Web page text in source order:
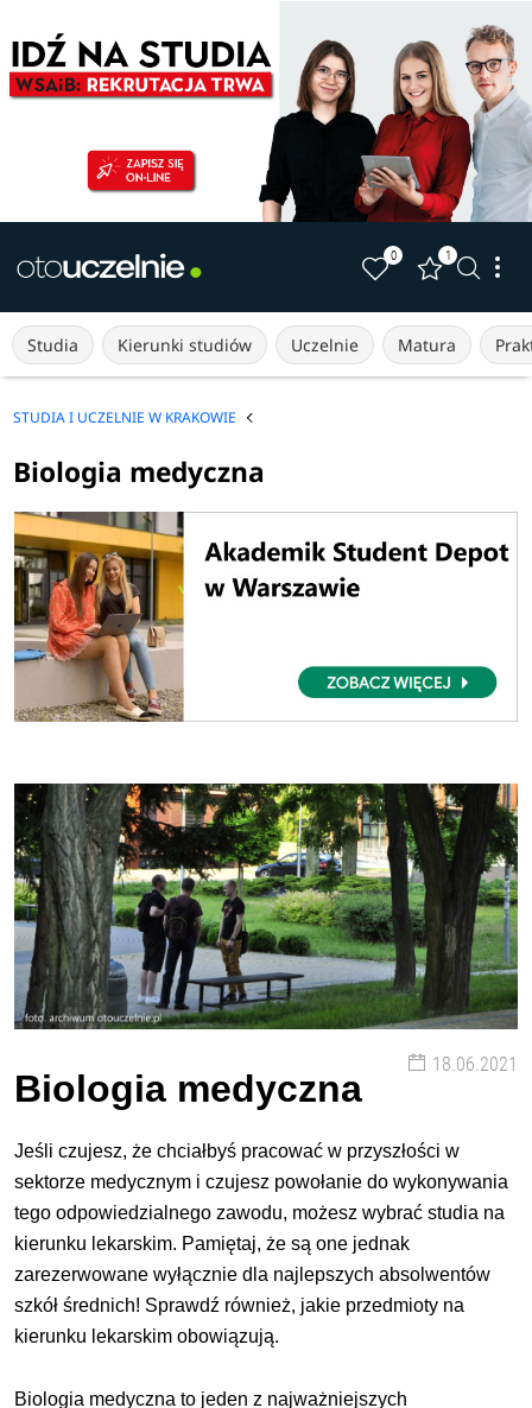
0 1
Studia Kierunki studiów Uczelnie Matura
STUDIA I UCZELNIE W KRAKOWIE
Biologia medyczna
18.06.2021
Biologia medyczna
Jeśli czujesz, że chciałbyś pracować w przyszłości w
sektorze medycznym i czujesz powołanie do wykonywania
tego odpowiedzialnego zawodu, możesz wybrać studia na
kierunku lekarskim. Pamiętaj, że są one jednak
zarezerwowane wyłącznie dla najlepszych absolwentów
szkół średnich! Sprawdź również, jakie przedmioty na
kierunku lekarskim obowiązują.
Biologia medyczna to jeden z najważniejszych